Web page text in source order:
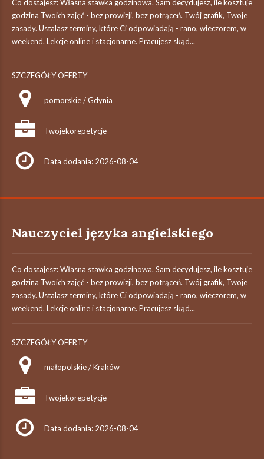
Co dostajesz: Własna stawka godzinowa. Sam decydujesz, ile kosztuje
godzina Twoich zajęć - bez prowizji, bez potrąceń. Twój grafik, Twoje
zasady. Ustalasz terminy, które Ci odpowiadają - rano, wieczorem, w
weekend. Lekcje online i stacjonarne. Pracujesz skąd...
SZCZEGÓŁY OFERTY
pomorskie / Gdynia
Twojekorepetycje
Data dodania: 2026-08-04
Nauczyciel języka angielskiego
Co dostajesz: Własna stawka godzinowa. Sam decydujesz, ile kosztuje
godzina Twoich zajęć - bez prowizji, bez potrąceń. Twój grafik, Twoje
zasady. Ustalasz terminy, które Ci odpowiadają - rano, wieczorem, w
weekend. Lekcje online i stacjonarne. Pracujesz skąd...
SZCZEGÓŁY OFERTY
małopolskie / Kraków
Twojekorepetycje
Data dodania: 2026-08-04